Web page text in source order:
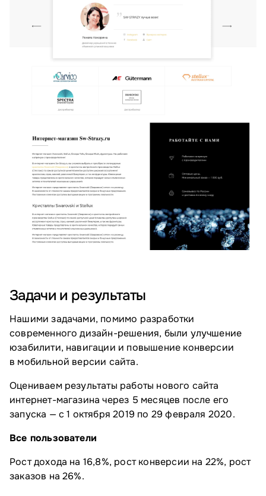
Задачи и результаты
Нашими задачами, помимо разработки
современного дизайн-решения, были улучшение
юзабилити, навигации и повышение конверсии
в мобильной версии сайта.
Оцениваем результаты работы нового сайта
интернет-магазина через 5 месяцев после его
запуска — с 1 октября 2019 по 29 февраля 2020.
Все пользователи
Рост дохода на 16,8%, рост конверсии на 22%, рост
заказов на 26%.